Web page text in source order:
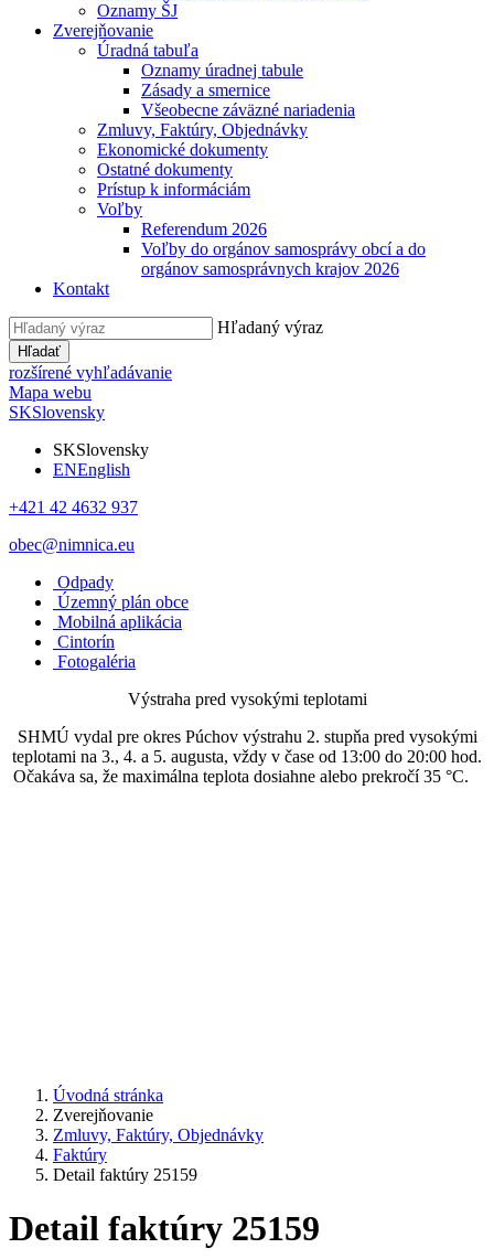
Oznamy ŠJ
Zverejňovanie
Úradná tabuľa
Oznamy úradnej tabule
Zásady a smernice
Všeobecne záväzné nariadenia
Zmluvy, Faktúry, Objednávky
Ekonomické dokumenty
Ostatné dokumenty
Prístup k informáciám
Voľby
Referendum 2026
Voľby do orgánov samosprávy obcí a do
orgánov samosprávnych krajov 2026
Kontakt
Hľadaný výraz
Hľadať
rozšírené vyhľadávanie
Mapa webu
SKSlovensky
SKSlovensky
ENEnglish
+421 42 4632 937
obec@nimnica.eu
Odpady
Územný plán obce
Mobilná aplikácia
Cintorín
Fotogaléria
Výstraha pred vysokými teplotami
SHMÚ vydal pre okres Púchov výstrahu 2. stupňa pred vysokými
teplotami na 3., 4. a 5. augusta, vždy v čase od 13:00 do 20:00 hod.
Očakáva sa, že maximálna teplota dosiahne alebo prekročí 35 °C.
Úvodná stránka
Zverejňovanie
Zmluvy, Faktúry, Objednávky
Faktúry
Detail faktúry 25159
Detail faktúry 25159